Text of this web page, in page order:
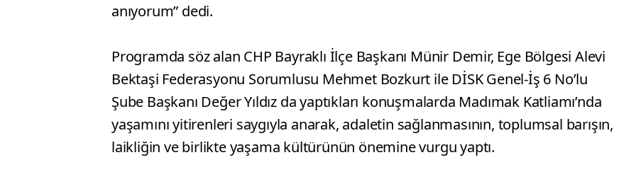
anıyorum” dedi.
Programda söz alan CHP Bayraklı İlçe Başkanı Münir Demir, Ege Bölgesi Alevi
Bektaşi Federasyonu Sorumlusu Mehmet Bozkurt ile DİSK Genel-İş 6 No’lu
Şube Başkanı Değer Yıldız da yaptıkları konuşmalarda Madımak Katliamı’nda
yaşamını yitirenleri saygıyla anarak, adaletin sağlanmasının, toplumsal barışın,
laikliğin ve birlikte yaşama kültürünün önemine vurgu yaptı.